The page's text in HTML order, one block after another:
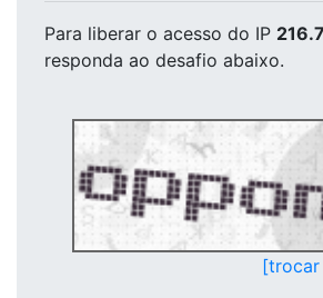
Para liberar o acesso do IP
responda ao desafio abaixo.
[trocar